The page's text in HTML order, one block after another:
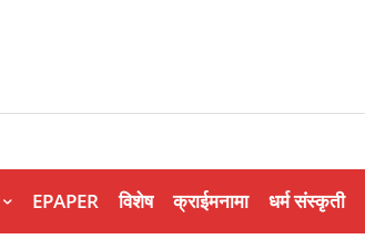
EPAPER विशेष क्राईमनामा धर्म संस्कृती